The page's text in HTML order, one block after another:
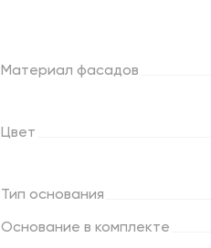
Материал фасадов
Цвет
Тип основания
Основание в комплекте